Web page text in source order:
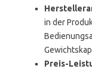
in der
Preis-